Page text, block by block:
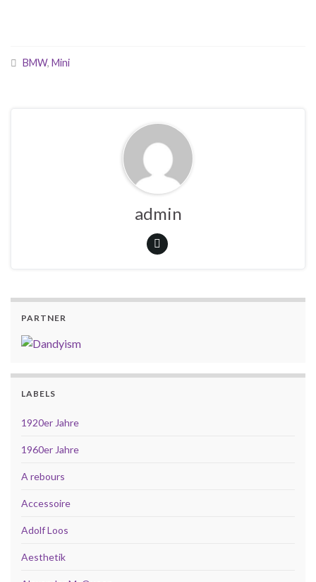
BMW, Mini
admin
PARTNER
LABELS
1920er Jahre
1960er Jahre
A rebours
Accessoire
Adolf Loos
Aesthetik